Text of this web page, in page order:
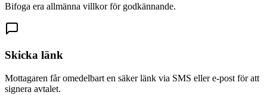
Bifoga era allmänna villkor för godkännande.
Skicka länk
Mottagaren får omedelbart en säker länk via SMS eller e-post för att
signera avtalet.